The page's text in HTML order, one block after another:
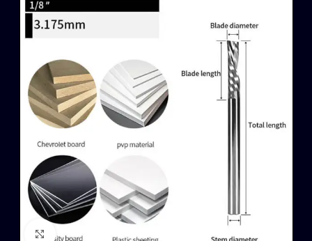
Click to enlarge